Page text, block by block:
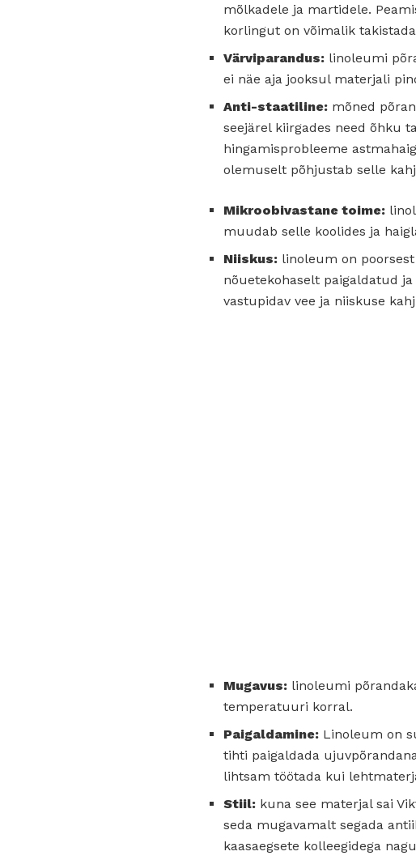
mõlkadele ja martidele.
korlingut on võimalik
Värviparandus: linoleumi
ei näe aja jooksul materjali
Anti-staatiline: mõned
seejärel kiirgades need õhku
hingamisprobleeme
olemuselt põhjustab selle
Mikroobivastane toime:
muudab selle koolides ja
Niiskus: linoleum on
nõuetekohaselt paigaldatud
vastupidav vee ja niiskuse
Mugavus: linoleumi
temperatuuri korral.
Paigaldamine: Linoleum on
tihti paigaldada
lihtsam töötada kui
Stiil: kuna see materjal sai
seda mugavamalt segada
kaasaegsete kolleegidega